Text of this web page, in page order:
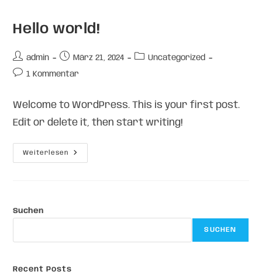
Hello world!
admin März 21, 2024
Uncategorized
1 Kommentar
Welcome to WordPress. This is your first post.
Edit or delete it, then start writing!
Weiterlesen
Suchen
SUCHEN
Recent Posts